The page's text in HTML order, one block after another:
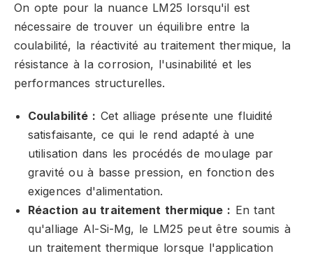
On opte pour la nuance LM25 lorsqu'il est
nécessaire de trouver un équilibre entre la
coulabilité, la réactivité au traitement thermique, la
résistance à la corrosion, l'usinabilité et les
performances structurelles.
Coulabilité : Cet alliage présente une fluidité
satisfaisante, ce qui le rend adapté à une
utilisation dans les procédés de moulage par
gravité ou à basse pression, en fonction des
exigences d'alimentation.
Réaction au traitement thermique : En tant
qu'alliage Al-Si-Mg, le LM25 peut être soumis à
un traitement thermique lorsque l'application